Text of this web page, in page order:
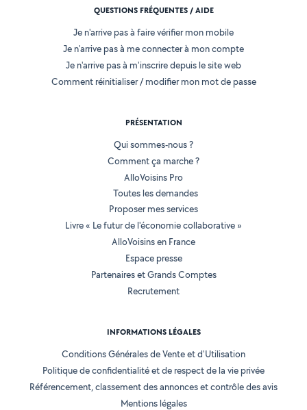
QUESTIONS FRÉQUENTES / AIDE
Je n'arrive pas à faire vérifier mon mobile
Je n'arrive pas à me connecter à mon compte
Je n'arrive pas à m'inscrire depuis le site web
Comment réinitialiser / modifier mon mot de passe
PRÉSENTATION
Qui sommes-nous ?
Comment ça marche ?
AlloVoisins Pro
Toutes les demandes
Proposer mes services
Livre « Le futur de l'économie collaborative »
AlloVoisins en France
Espace presse
Partenaires et Grands Comptes
Recrutement
INFORMATIONS LÉGALES
Conditions Générales de Vente et d'Utilisation
Politique de confidentialité et de respect de la vie privée
Référencement, classement des annonces et contrôle des avis
Mentions légales